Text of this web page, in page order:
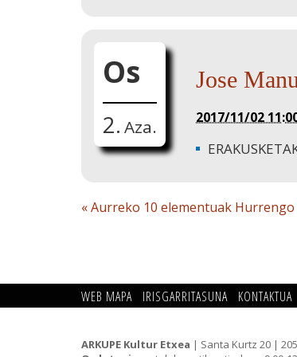
Os
2. Aza.
Jose
2017/11/02
« Aurreko 10 elementuak Hurrengo
WEB MAPA IRISGARRITASUNA KONTAKTUA
ARKUPE Kultur Etxea | Santa Kurtz 20 |